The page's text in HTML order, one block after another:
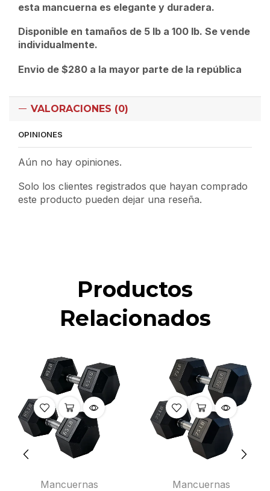
esta mancuerna es elegante y duradera.
Disponible en tamaños de 5 lb a 100 lb. Se vende
individualmente.
Envio de $280 a la mayor parte de la república
VALORACIONES (0)
OPINIONES
Aún no hay opiniones.
Solo los clientes registrados que hayan comprado
este producto pueden dejar una reseña.
Productos
Relacionados
Mancuernas Mancuernas